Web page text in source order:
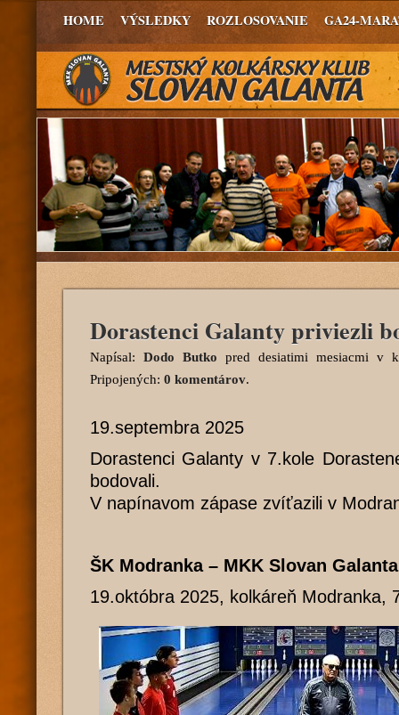
HOME VÝSLEDKY ROZLOSOVANIE GA24-
Dorastenci Galanty priviezli
Napísal: Dodo Butko pred desiatimi mesiacmi v
Pripojených: 0 komentárov.
19.septembra 2025
Dorastenci Galanty v 7.kole
bodovali.
V napínavom zápase zvíťazili v
ŠK Modranka – MKK Slovan
19.októbra 2025, kolkáreň Modranka,